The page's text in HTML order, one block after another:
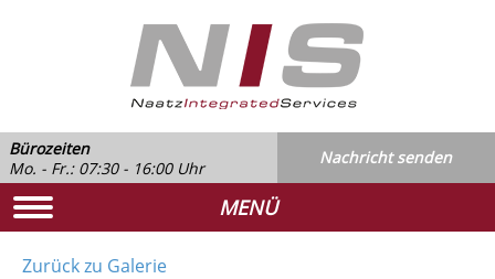
Bürozeiten
Mo. - Fr.: 07:30 - 16:00 Uhr
Nachricht senden
MENÜ
Zurück zu Galerie